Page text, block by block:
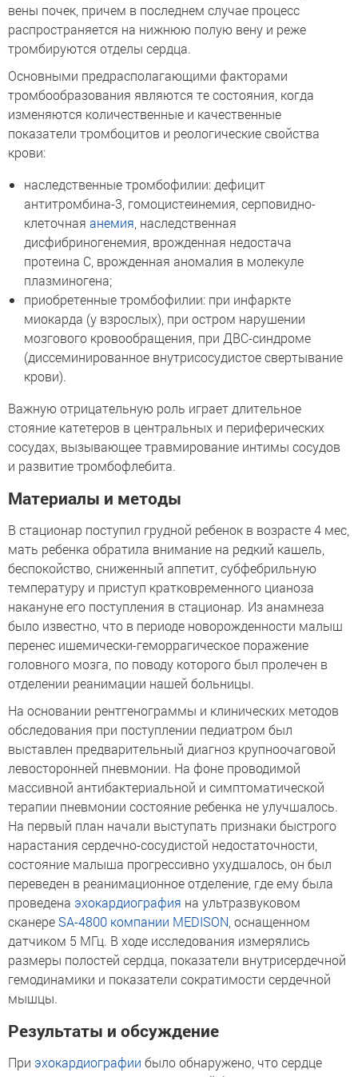
вены почек, причем в последнем случае процесс
распространяется на нижнюю полую вену и реже
тромбируются отделы сердца.
Основными предрасполагающими факторами
тромбообразования являются те состояния, когда
изменяются количественные и качественные
показатели тромбоцитов и реологические свойства
крови:
наследственные тромбофилии: дефицит
антитромбина-3, гомоцистеинемия, серповидно-
клеточная анемия , наследственная
дисфибриногенемия, врожденная недостача
протеина С, врожденная аномалия в молекуле
плазминогена;
приобретенные тромбофилии: при инфаркте
миокарда (у взрослых), при остром нарушении
мозгового кровообращения, при ДВС-синдроме
(диссеминированное внутрисосудистое свертывание
крови).
Важную отрицательную роль играет длительное
стояние катетеров в центральных и периферических
сосудах, вызывающее травмирование интимы сосудов
и развитие тромбофлебита.
Материалы и методы
В стационар поступил грудной ребенок в возрасте 4 мес,
мать ребенка обратила внимание на редкий кашель,
беспокойство, сниженный аппетит, субфебрильную
температуру и приступ кратковременного цианоза
накануне его поступления в стационар. Из анамнеза
было известно, что в периоде новорожденности малыш
перенес ишемически-геморрагическое поражение
головного мозга, по поводу которого был пролечен в
отделении реанимации нашей больницы.
На основании рентгенограммы и клинических методов
обследования при поступлении педиатром был
выставлен предварительный диагноз крупноочаговой
левосторонней пневмонии. На фоне проводимой
массивной антибактериальной и симптоматической
терапии пневмонии состояние ребенка не улучшалось.
На первый план начали выступать признаки быстрого
нарастания сердечно-сосудистой недостаточности,
состояние малыша прогрессивно ухудшалось, он был
переведен в реанимационное отделение, где ему была
проведена эхокардиография на ультразвуковом
сканереSA-4800 компании MEDISON , оснащенном
датчиком 5 МГц. В ходе исследования измерялись
размеры полостей сердца, показатели внутрисердечной
гемодинамики и показатели сократимости сердечной
мышцы.
Результаты и обсуждение
При эхокардиографии было обнаружено, что сердце